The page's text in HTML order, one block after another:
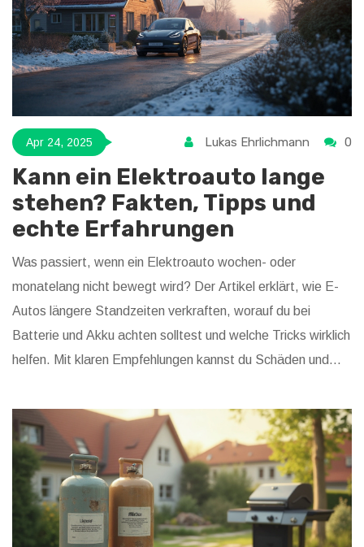
Apr 24, 2025 Lukas Ehrlichmann 0
Kann ein Elektroauto lange
stehen? Fakten, Tipps und
echte Erfahrungen
Was passiert, wenn ein Elektroauto wochen- oder
monatelang nicht bewegt wird? Der Artikel erklärt, wie E-
Autos längere Standzeiten verkraften, worauf du bei
Batterie und Akku achten solltest und welche Tricks wirklich
helfen. Mit klaren Empfehlungen kannst du Schäden und
Elektroauto nicht ständig nutzen und trotzdem fit halten
wollen.